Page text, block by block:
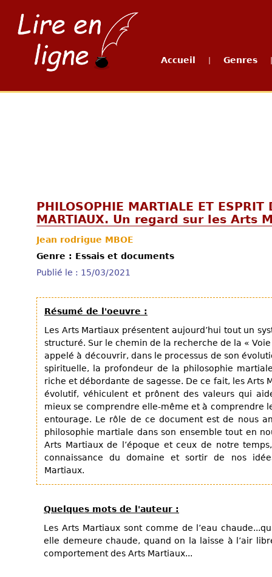
Accueil Genres
PHILOSOPHIE MARTIALE ET ESPRIT
MARTIAUX. Un regard sur les Arts
Jean rodrigue MBOE
Genre : Essais et documents
Publié le : 15/03/2021
Résumé de l'oeuvre :
Les Arts Martiaux présentent aujourd’hui tout un
structuré. Sur le chemin de la recherche de la «
appelé à découvrir, dans le processus de son
spirituelle, la profondeur de la philosophie
riche et débordante de sagesse. De ce fait, les Arts
évolutif, véhiculent et prônent des valeurs qui
mieux se comprendre elle-même et à comprendre
entourage. Le rôle de ce document est de nous
philosophie martiale dans son ensemble tout en
Arts Martiaux de l’époque et ceux de notre
connaissance du domaine et sortir de nos
Martiaux.
Quelques mots de l'auteur :
Les Arts Martiaux sont comme de l’eau
elle demeure chaude, quand on la laisse à l’air
comportement des Arts Martiaux...